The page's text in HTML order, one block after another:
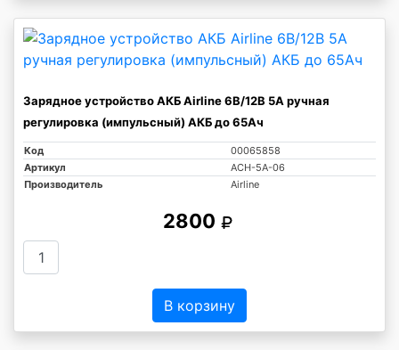
Зарядное устройство АКБ Airline 6В/12В 5А ручная
регулировка (импульсный) АКБ до 65Ач
Код
00065858
Артикул
ACH-5A-06
Производитель
Airline
2800
В корзину